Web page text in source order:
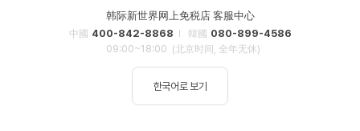
韩际新世界网上免税店 客服中心
中國 400-842-8868 韓國 080-899-4586
09:00~18:00 (北京时间, 全年无休)
한국어로 보기